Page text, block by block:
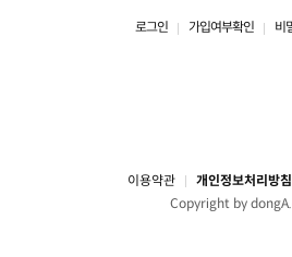
로그인 가입여부확인 비
이용약관 개인정보처리방침
Copyright by